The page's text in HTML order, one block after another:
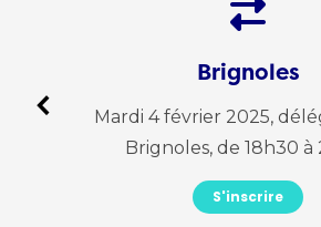
Brignoles
Mardi 4 février 2025,
Brignoles, de 18h30 à
S'inscrire